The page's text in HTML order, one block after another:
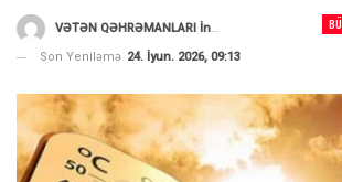
VƏTƏN QƏHRƏMANLARI İnformasiya Portalı
Son Yeniləmə 24. İyun. 2026, 09:13